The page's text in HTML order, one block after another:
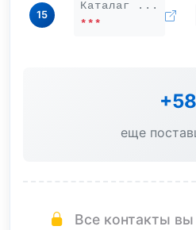
15
Каталаг ...
***
+58
еще
Все контакты